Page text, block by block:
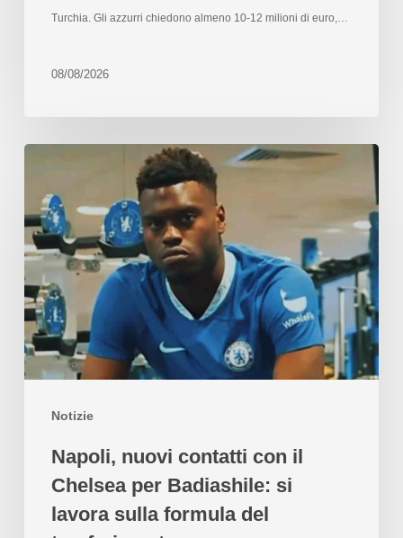
Turchia. Gli azzurri chiedono almeno 10-12 milioni di euro,…
08/08/2026
Notizie
Napoli, nuovi contatti con il
Chelsea per Badiashile: si
lavora sulla formula del